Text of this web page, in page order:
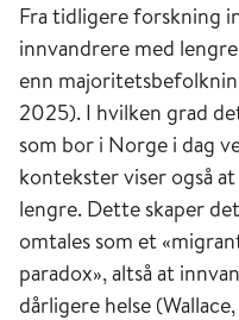
Fra tidligere forskning
innvandrere med
enn
2025). I hvilken grad
som bor i Norge i dag
kontekster viser også
lengre. Dette skaper
omtales som et
paradox», altså at
dårligere helse